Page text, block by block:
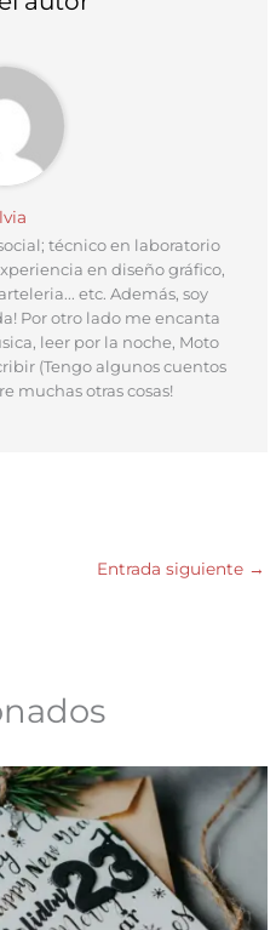
s
técnico en laboratorio
en diseño gráfico,
etc. Además, soy
Por otro lado me encanta
leer por la noche, Moto
(Tengo algunos cuentos
muchas otras cosas!
Entrada siguiente →